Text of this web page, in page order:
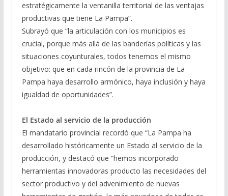
estratégicamente la ventanilla territorial de las ventajas
productivas que tiene La Pampa”.
Subrayó que “la articulación con los municipios es
crucial, porque más allá de las banderías políticas y las
situaciones coyunturales, todos tenemos el mismo
objetivo: que en cada rincón de la provincia de La
Pampa haya desarrollo armónico, haya inclusión y haya
igualdad de oportunidades”.
El Estado al servicio de la producción
El mandatario provincial recordó que “La Pampa ha
desarrollado históricamente un Estado al servicio de la
producción, y destacó que “hemos incorporado
herramientas innovadoras producto las necesidades del
sector productivo y del advenimiento de nuevas